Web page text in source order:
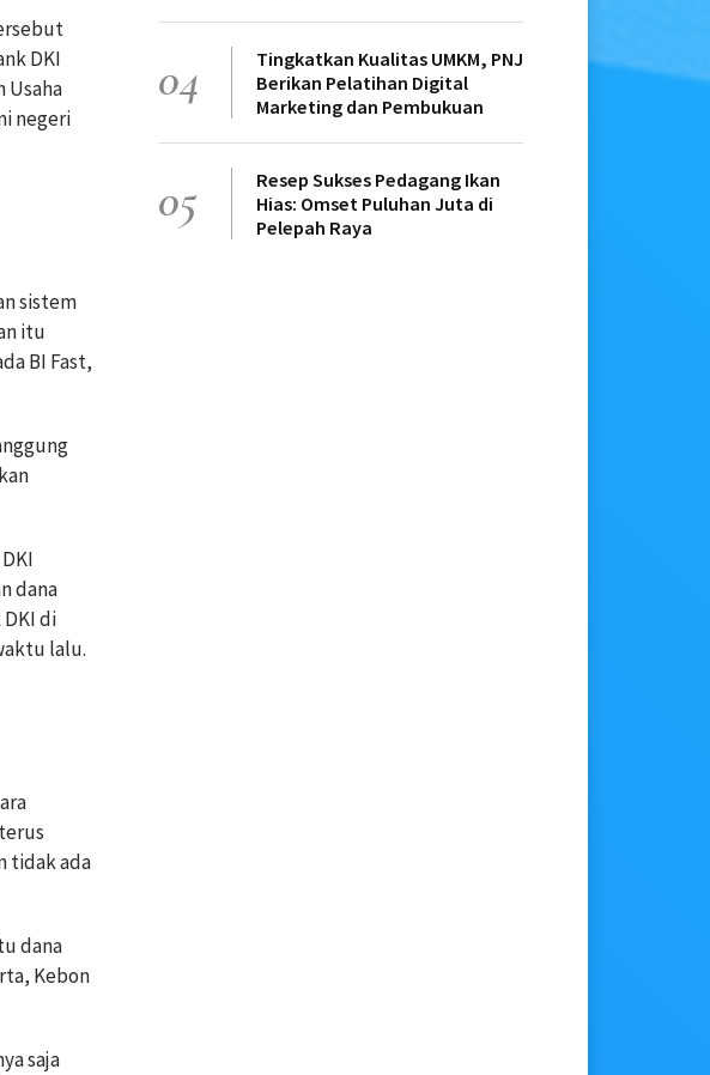
DKI
Usaha
negeri
sistem
itu
BI Fast,
dana
di
lalu.
tidak ada
dana
Kebon
saja
04
Tingkatkan Kualitas UMKM, PNJ
Berikan Pelatihan Digital
Marketing dan Pembukuan
05
Resep Sukses Pedagang Ikan
Hias: Omset Puluhan Juta di
Pelepah Raya